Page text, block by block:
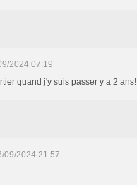
2024 07:19
quand j'y suis passer y a 2 ans!
09/2024 21:57